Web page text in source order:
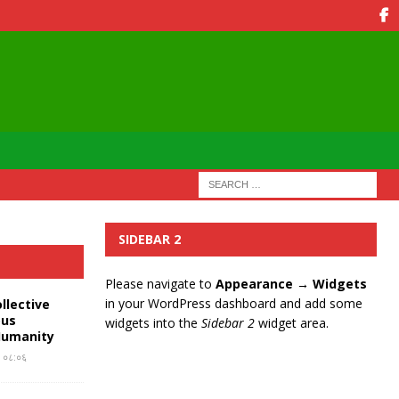
०८:०६
SIDEBAR 2
Please navigate to Appearance → Widgets
in your WordPress dashboard and add some
widgets into the Sidebar 2widget area.